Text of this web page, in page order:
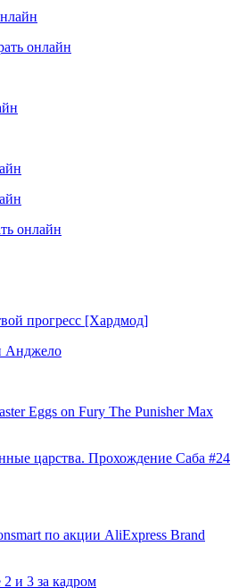
онлайн
онлайн
прогресс [Хардмод]
Анджело
Eggs on Fury The Punisher Max
царства. Прохождение Саба #24
по акции AliExpress Brand
2 и 3 за кадром